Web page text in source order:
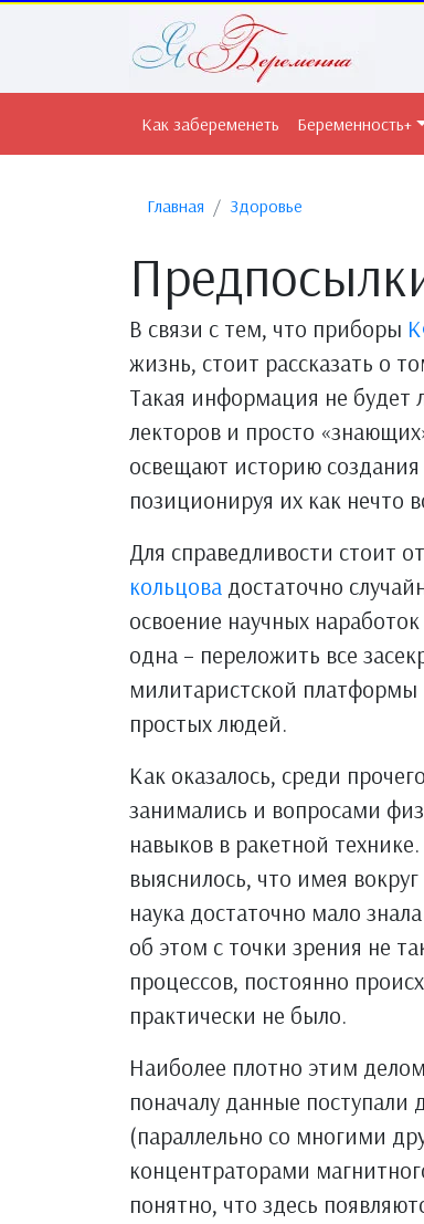
Как забеременеть Беременность+
Главная Здоровье
В связи с тем, что приборы
жизнь, стоит рассказать о
Такая информация не будет
лекторов и просто
освещают историю
позиционируя их как нечто
Для справедливости стоит
кольцова достаточно
освоение научных
одна – переложить все
милитаристской платформы
простых людей.
Как оказалось, среди
занимались и вопросами
навыков в ракетной
выяснилось, что имея
наука достаточно мало
об этом с точки зрения не
процессов, постоянно
практически не было.
Наиболее плотно этим
поначалу данные поступали
(параллельно со многими
концентраторами
понятно, что здесь